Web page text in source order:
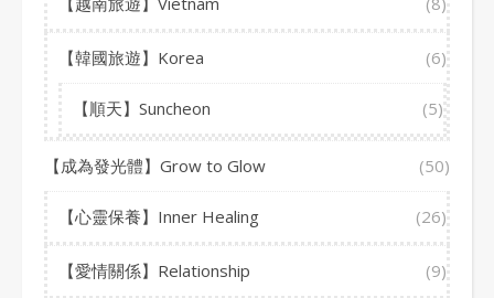
【韓國旅遊】Korea (6)
【順天】Suncheon (5)
【成為發光體】Grow to Glow (50)
【心靈保養】Inner Healing (26)
【愛情關係】Relationship (9)